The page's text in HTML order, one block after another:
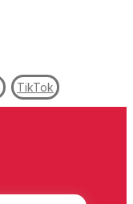
TikTok